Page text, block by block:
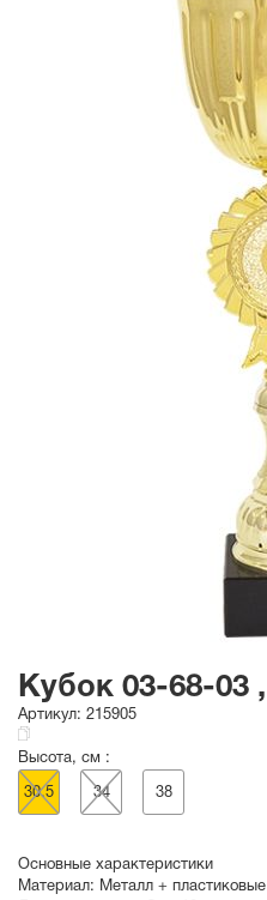
Кубок 03-68-03
Артикул: 215905
Высота, см :
30.5 34 38
Основные характеристики
Материал: Металл +